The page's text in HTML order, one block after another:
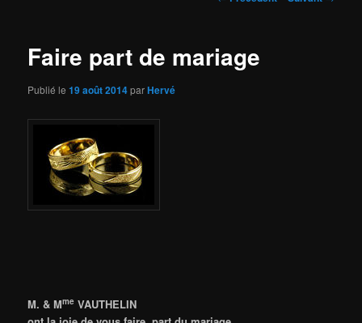
Faire part de mariage
Publié le19 août 2014parHervé
M. & Mme VAUTHELIN